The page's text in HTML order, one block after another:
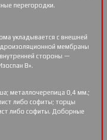
перегородки.
укладывается с внешней
мембраны
стороны —
B».
металлочерепица 0,4 мм.;
либо софиты; торцы
либо софиты. Доборные